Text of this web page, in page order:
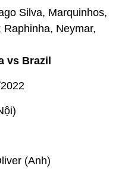
Silva, Marquinhos,
Neymar,
vs Brazil
(Anh)